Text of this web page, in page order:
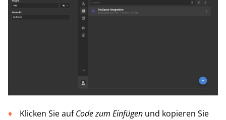
Klicken Sie aufCode zum Einfügen und kopieren Sie